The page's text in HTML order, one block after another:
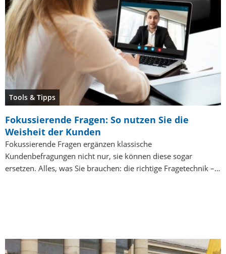
Tools & Tipps
Fokussierende Fragen: So nutzen Sie die
Weisheit der Kunden
Fokussierende Fragen ergänzen klassische
Kundenbefragungen nicht nur, sie können diese sogar
ersetzen. Alles, was Sie brauchen: die richtige Fragetechnik –…